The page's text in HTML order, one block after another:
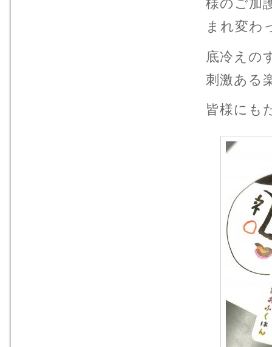
様のご加
まれ変わ
底冷えの
刺激ある
皆様にも